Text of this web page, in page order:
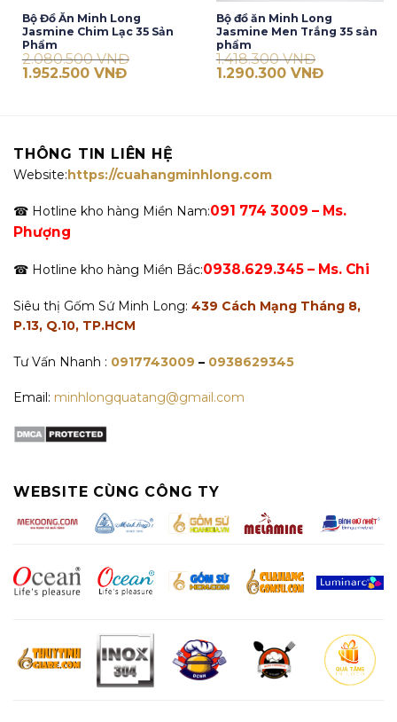
Bộ Đồ Ăn Minh Long
Jasmine Chim Lạc 35 Sản
Phẩm
2.080.500VNĐ
Giá
gốc
1.952.500 VNĐGiá
Bộ đồ ăn Minh Long
Jasmine Men Trắng 35 sản
phẩm
1.418.300VNĐ
Giá
gốc
1.290.300 VNĐGiá
THÔNG TIN LIÊN HỆ
Website:https://cuahangminhlong.com
☎ Hotline kho hàng Miền Nam:091 774 3009 – Ms.
Phượng
☎ Hotline kho hàng Miền Bắc:0938.629.345 – Ms. Chi
Siêu thị Gốm Sứ Minh Long: 439 Cách Mạng Tháng 8,
P.13, Q.10, TP.HCM
Tư Vấn Nhanh : 0917743009 – 0938629345
Email: minhlongquatang@gmail.com
WEBSITE CÙNG CÔNG TY